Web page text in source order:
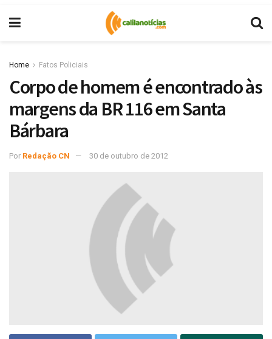
Home Fatos Policiais
Corpo de homem é encontrado às
margens da BR 116 em Santa
Bárbara
Por Redação CN 30 de outubro de 2012